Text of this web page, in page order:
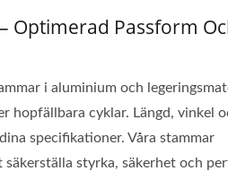
Optimerad Passform
i aluminium och
hopfällbara cyklar. Längd, vinkel
specifikationer. Våra stammar
styrka, säkerhet och